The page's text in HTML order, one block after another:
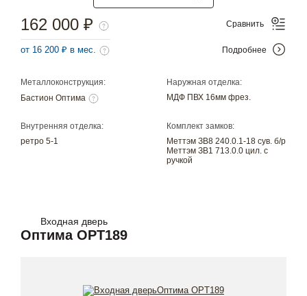
Металлоконструкция:
Бастион Оптима
Наружная отделка:
МДФ ПВХ 16мм фрез.
Внутренняя отделка:
ретро 5-1
Комплект замков:
Меттэм ЗВ8 240.0.1-18 сув. б/р
Меттэм ЗВ1 713.0.0 цил. с
ручкой
162 000 ₽
от 16 200 ₽ в мес.
Сравнить
Подробнее
Входная дверь
Оптима OPT189